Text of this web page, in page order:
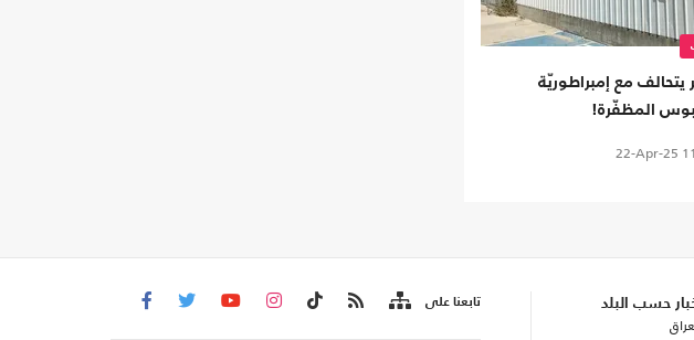
يتحالف مع إمبراطوريّة
المظفّرة!
22-Apr-25
حسب البلد تابعنا على